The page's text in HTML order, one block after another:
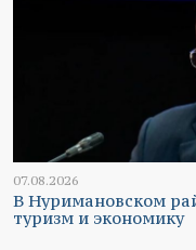
07.08.2026
В Нуримановском
туризм и экономику